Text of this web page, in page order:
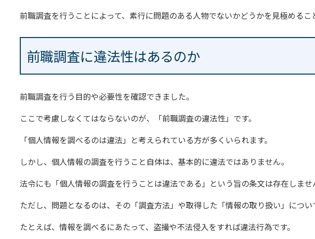
前職調査を行うことによって、素行に問題のある人物でないかどうかを見極めるこ
前職調査に違法性はあるのか
前職調査を行う目的や必要性を確認できました。
ここで考慮しなくてはならないのが、「前職調査の違法性」です。
「個人情報を調べるのは違法」と考えられている方が多くいられます。
しかし、個人情報の調査を行うこと自体は、基本的に違法ではありません。
法令にも「個人情報の調査を行うことは違法である」という旨の条文は存在しませ
ただし、問題となるのは、その「調査方法」や取得した「情報の取り扱い」につい
たとえば、情報を調べるにあたって、盗撮や不法侵入をすれば違法行為です。